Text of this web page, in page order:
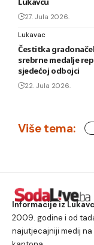
27. Jula 2026.
Lukavac
Čestitka
srebrne medalje
sjedećoj odbojci
22. Jula 2026.
Više tema:
Informacije iz
2009. godine i od
najutjecajniji medij